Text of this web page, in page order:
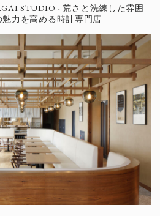
STUDIO - 荒さと洗練した雰囲
力を高める時計専門店